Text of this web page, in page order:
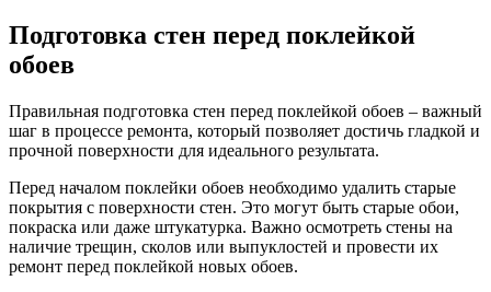
Подготовка стен перед поклейкой
обоев
Правильная подготовка стен перед поклейкой обоев – важный
шаг в процессе ремонта, который позволяет достичь гладкой и
прочной поверхности для идеального результата.
Перед началом поклейки обоев необходимо удалить старые
покрытия с поверхности стен. Это могут быть старые обои,
покраска или даже штукатурка. Важно осмотреть стены на
наличие трещин, сколов или выпуклостей и провести их
ремонт перед поклейкой новых обоев.